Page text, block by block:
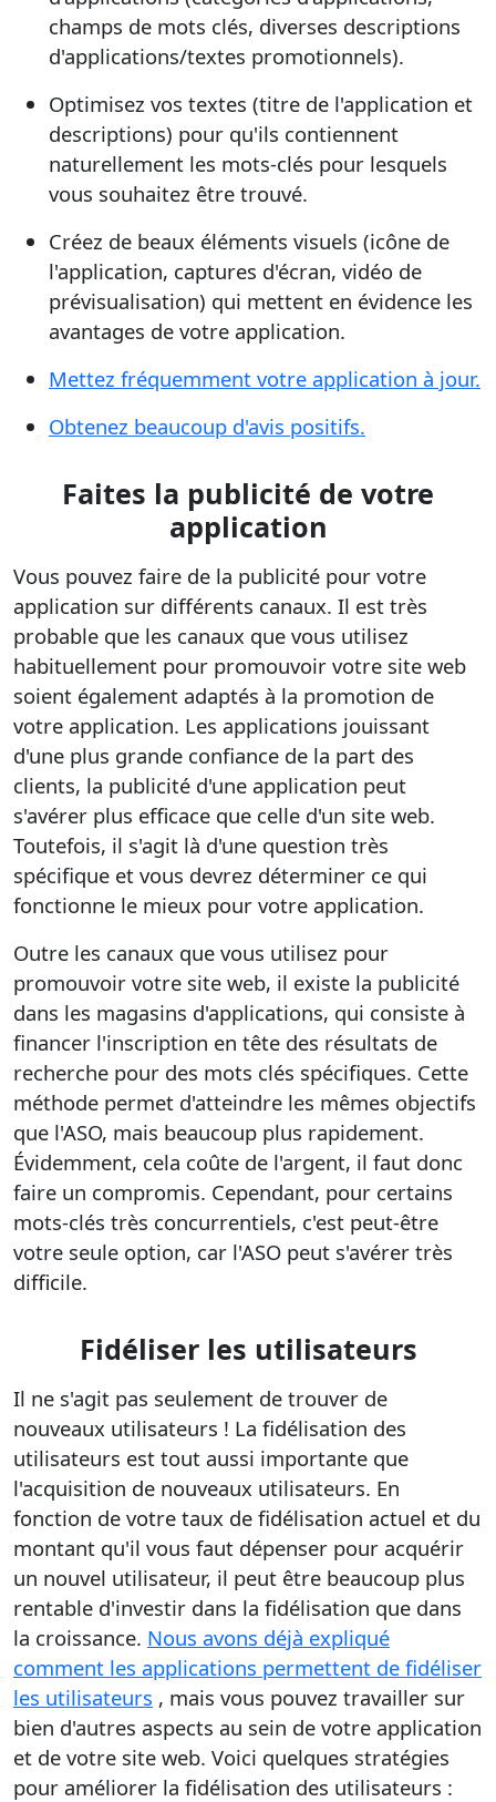
champs de mots clés, diverses descriptions
d'applications/textes promotionnels).
Optimisez vos textes (titre de l'application et
descriptions) pour qu'ils contiennent
naturellement les mots-clés pour lesquels
vous souhaitez être trouvé.
Créez de beaux éléments visuels (icône de
l'application, captures d'écran, vidéo de
prévisualisation) qui mettent en évidence les
avantages de votre application.
Mettez fréquemment votre application à jour.
Obtenez beaucoup d'avis positifs.
Faites la publicité de votre
application
Vous pouvez faire de la publicité pour votre
application sur différents canaux. Il est très
probable que les canaux que vous utilisez
habituellement pour promouvoir votre site web
soient également adaptés à la promotion de
votre application. Les applications jouissant
d'une plus grande confiance de la part des
clients, la publicité d'une application peut
s'avérer plus efficace que celle d'un site web.
Toutefois, il s'agit là d'une question très
spécifique et vous devrez déterminer ce qui
fonctionne le mieux pour votre application.
Outre les canaux que vous utilisez pour
promouvoir votre site web, il existe la publicité
dans les magasins d'applications, qui consiste à
financer l'inscription en tête des résultats de
recherche pour des mots clés spécifiques. Cette
méthode permet d'atteindre les mêmes objectifs
que l'ASO, mais beaucoup plus rapidement.
Évidemment, cela coûte de l'argent, il faut donc
faire un compromis. Cependant, pour certains
mots-clés très concurrentiels, c'est peut-être
votre seule option, car l'ASO peut s'avérer très
difficile.
Fidéliser les utilisateurs
Il ne s'agit pas seulement de trouver de
nouveaux utilisateurs ! La fidélisation des
utilisateurs est tout aussi importante que
l'acquisition de nouveaux utilisateurs. En
fonction de votre taux de fidélisation actuel et du
montant qu'il vous faut dépenser pour acquérir
un nouvel utilisateur, il peut être beaucoup plus
rentable d'investir dans la fidélisation que dans
la croissance. Nous avons déjà expliqué
comment les applications permettent de fidéliser
les utilisateurs , mais vous pouvez travailler sur
bien d'autres aspects au sein de votre application
et de votre site web. Voici quelques stratégies
pour améliorer la fidélisation des utilisateurs :